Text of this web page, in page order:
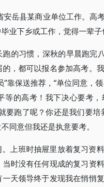
安岳县某商业单位工作。高
业下乡或工作，觉得一辈子
的习惯，深秋的早晨跑完
，都可以报名参加高考。
靠保送推荐，“单位同意，
等的高考！我下决心要考
要跑了呢？你还是我们要
同意但我还是执意要考。
上班时抽屉里放着复习资
时没有任何现成的复习资
天领导终于发现我在悄悄